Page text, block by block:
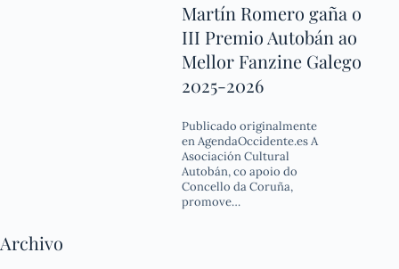
Martín Romero gaña o
III Premio Autobán ao
Mellor Fanzine Galego
2025-2026
Publicado originalmente
en AgendaOccidente.es A
Asociación Cultural
Autobán, co apoio do
Concello da Coruña,
promove…
Archivo